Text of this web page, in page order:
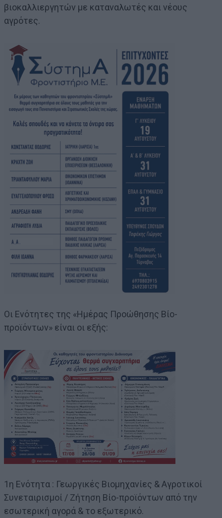
βιοκαλλιεργητών με καταναλωτές και νέους
αγρότες.
Οι Ενότητες της «Ημέρας Προώθησης Βίο-
προϊόντων» είναι οι εξής:
1η Ενότητα : Γεωργικές Βιομηχανίες & Αγροτικοί
Συνεταιρισμοί / Ζήτηση Βίο-προϊόντων από την
εσωτερική αγορά & το εξωτερικό.